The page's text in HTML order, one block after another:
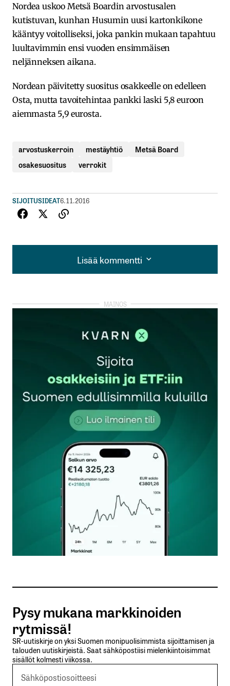
Nordea uskoo Metsä Boardin arvostusalen
kutistuvan, kunhan Husumin uusi kartonkikone
kääntyy voitolliseksi, joka pankin mukaan tapahtuu
luultavimmin ensi vuoden ensimmäisen
neljänneksen aikana.
Nordean päivitetty suositus osakkeelle on edelleen
Osta, mutta tavoitehintaa pankki laski 5,8 euroon
aiemmasta 5,9 eurosta.
arvostuskerroin mestäyhtiö
Metsä Board
osakesuositus
verrokit
SIJOITUSIDEAT6.11.2016
Lisää kommentti
Lisää kommentti
kirjautua
rekisteröityä
Sähköpostiosoitettasi ei julkaista.Pakolliset
kentät on merkitty*
Kommentti*
Nimesi tai nimimerkkisi
Sähköpostiosoitteesi
Tilaa SalkunRakentajan uutiskirje
Lähetä kommentti
Pysy mukana markkinoiden
rytmissä!
SR-uutiskirje on yksi Suomen monipuolisimmista sijoittamisen ja
talouden uutiskirjeistä. Saat sähköpostiisi mielenkiintoisimmat
sisällöt kolmesti viikossa.